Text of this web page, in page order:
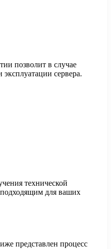
позволит в случае
сервера.
технической
подходящим для ваших
представлен процесс